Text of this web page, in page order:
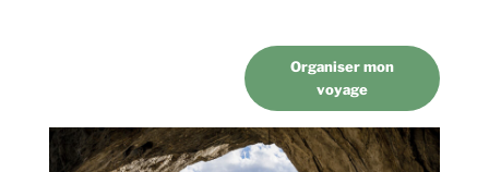
Organiser mon
voyage